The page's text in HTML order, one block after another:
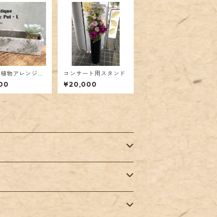
物アレンジポ コンサート用スタンド
¥20,000